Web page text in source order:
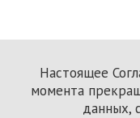
Настоящее
момента
данных,